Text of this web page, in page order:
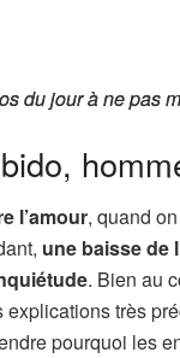
du jour à ne pas
du jour à ne pas
l’amour, quand
une baisse de
. Bien au
explications très
pourquoi les